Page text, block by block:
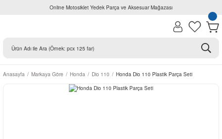
Online Motosiklet Yedek Parça ve Aksesuar Mağazası
Anasayfa Markaya Göre Honda Dio 110 Honda Dio 110 Plastik Parça Seti